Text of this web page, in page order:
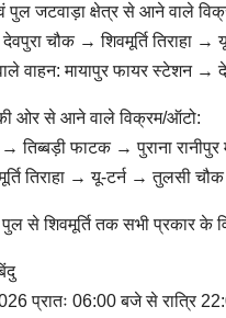
पुल जटवाड़ा क्षेत्र से आने वाले
देवपुरा चौक → शिवमूर्ति
वाहन: मायापुर फायर स्टेशन
ओर से आने वाले विक्रम/ऑटो:
तिब्बड़ी फाटक → पुराना
तिराहा → यू-टर्न → तुलसी
से शिवमूर्ति तक सभी प्रकार के
प्रातः 06:00 बजे से रात्रि